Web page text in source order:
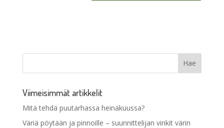
Viimeisimmät artikkelit
Mitä tehdä puutarhassa heinäkuussa?
Väriä pöytään ja pinnoille – suunnittelijan vinkit värin